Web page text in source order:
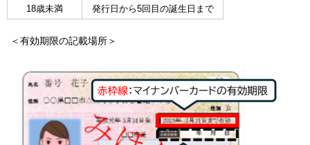
한국어
简体中文
18歳未満
発行日から5回目の誕生日まで
＜有効期限の記載場所＞